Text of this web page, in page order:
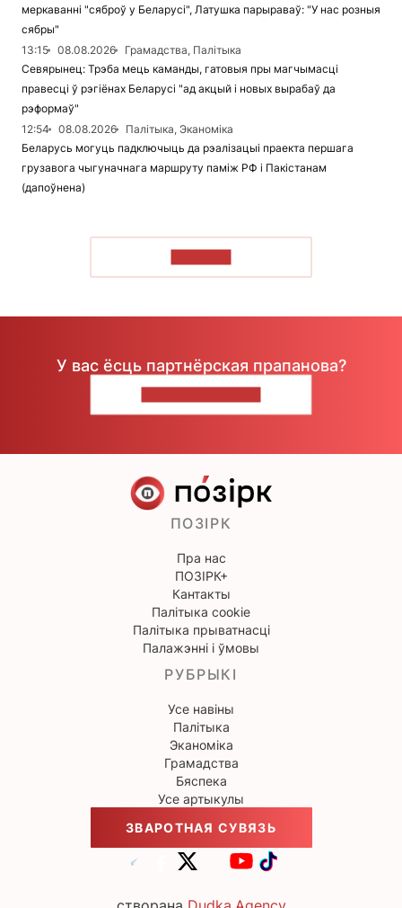
меркаванні "сяброў у Беларусі", Латушка парыраваў: "У нас розныя
сябры"
13:15
08.08.2026
Грамадства, Палітыка
Севярынец: Трэба мець каманды, гатовыя пры магчымасці
правесці ў рэгіёнах Беларусі "ад акцый і новых вырабаў да
рэформаў"
12:54
08.08.2026
Палітыка, Эканоміка
Беларусь могуць падключыць да рэалізацыі праекта першага
грузавога чыгуначнага маршруту паміж РФ і Пакістанам
(дапоўнена)
У вас ёсць партнёрская прапанова?
ПОЗІРК
Пра нас
ПОЗІРК+
Кантакты
Палітыка cookie
Палітыка прыватнасці
Палажэнні і ўмовы
РУБРЫКІ
Усе навіны
Палітыка
Эканоміка
Грамадства
Бяспека
Усе артыкулы
ЗВАРОТНАЯ СУВЯЗЬ